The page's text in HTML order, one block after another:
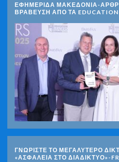
ΕΦΗΜΕΡΙΔΑ ΜΑΚΕΔΟΝΙΑ-
ΒΡΑΒΕΥΣΗ ΑΠΟ ΤΑ EDUCATION
ΓΝΩΡΊΣΤΕ ΤΟ ΜΕΓΑΛΎΤΕΡΟ
«ΑΣΦΆΛΕΙΑ ΣΤΟ ΔΙΑΔΊΚΤΥΟ»-